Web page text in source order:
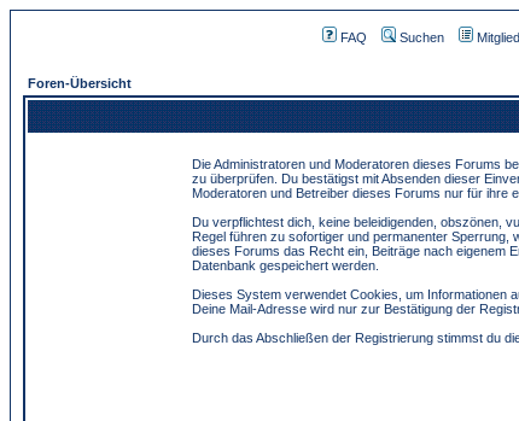
FAQ Suchen
Foren-Übersicht
Die Administratoren und Moderatoren dieses Forums
zu überprüfen. Du bestätigst mit Absenden dieser
Moderatoren und Betreiber dieses Forums nur für ihre
Du verpflichtest dich, keine beleidigenden, obszönen,
Regel führen zu sofortiger und permanenter Sperrung,
dieses Forums das Recht ein, Beiträge nach eigenem
Datenbank gespeichert werden.
Dieses System verwendet Cookies, um Informationen
Deine Mail-Adresse wird nur zur Bestätigung der
Durch das Abschließen der Registrierung stimmst du